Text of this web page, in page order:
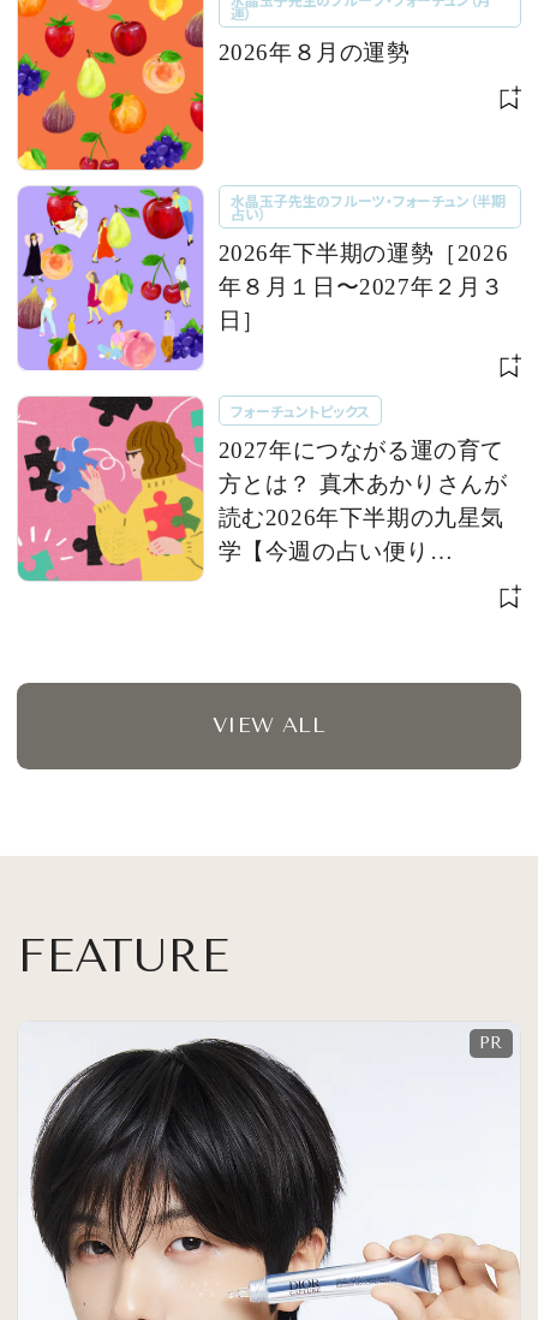
運）
2026年８月の運勢
水晶玉子先生のフルーツ・フォーチュン（半期
占い）
2026年下半期の運勢［2026
年８月１日〜2027年２月３
日］
フォーチュントピックス
2027年につながる運の育て
方とは？ 真木あかりさんが
読む2026年下半期の九星気
学【今週の占い便り
VIEW ALL
FEATURE